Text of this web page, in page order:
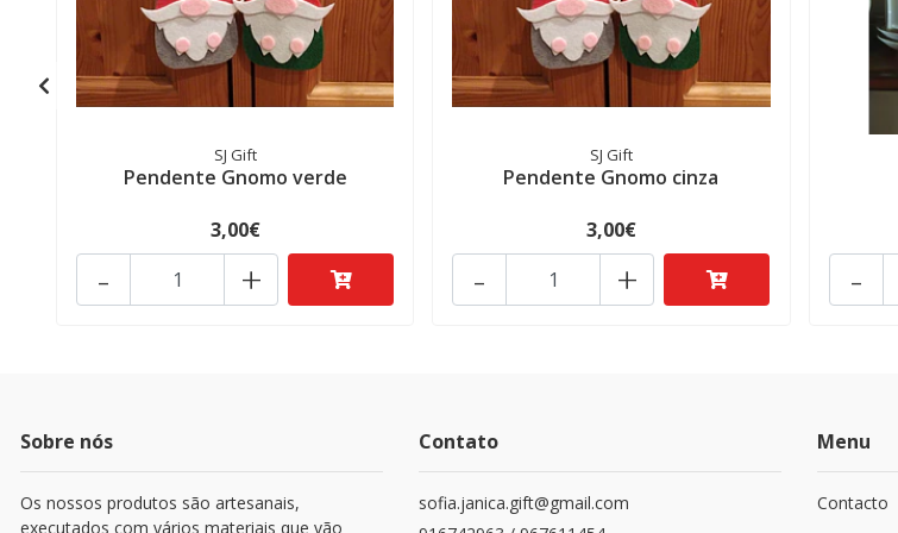
SJ Gift
Pendente Gnomo verde
3,00€
+
-
SJ Gift
Pendente Gnomo cinza
3,00€
+
- -
Sobre nós
Os nossos produtos são artesanais,
executados com vários materiais que vão
Contato
sofia.janica.gift@gmail.com
Menu
Contacto